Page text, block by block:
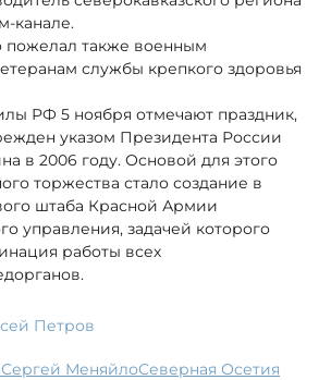
канале.
также военным
службы крепкого здоровья
РФ 5 ноября отмечают праздник,
указом Президента России
в 2006 году. Основой для этого
торжества стало создание в
штаба Красной Армии
управления, задачей которого
работы всех
Петров
Сергей Меняйло Северная Осетия